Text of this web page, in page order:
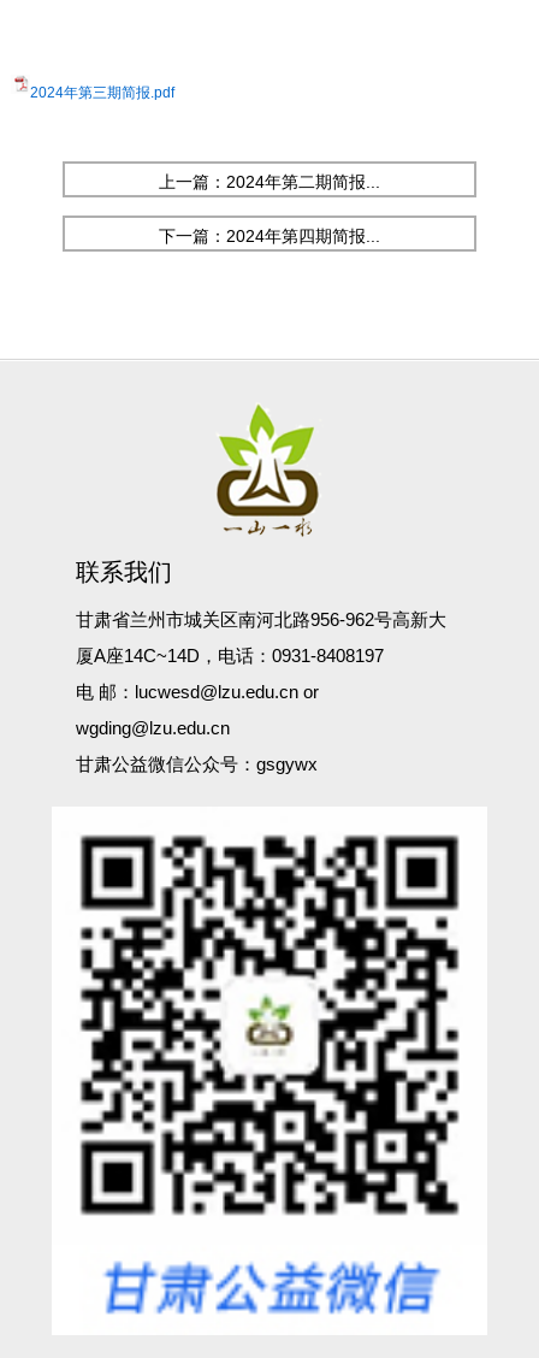
2024年第三期简报.pdf
上一篇：2024年第二期简报...
下一篇：2024年第四期简报...
联系我们
甘肃省兰州市城关区南河北路956-962号高新大
厦A座14C~14D，电话：0931-8408197
电 邮：lucwesd@lzu.edu.cn or
wgding@lzu.edu.cn
甘肃公益微信公众号：gsgywx